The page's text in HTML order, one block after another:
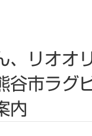
、リオ
谷市ラグ
内